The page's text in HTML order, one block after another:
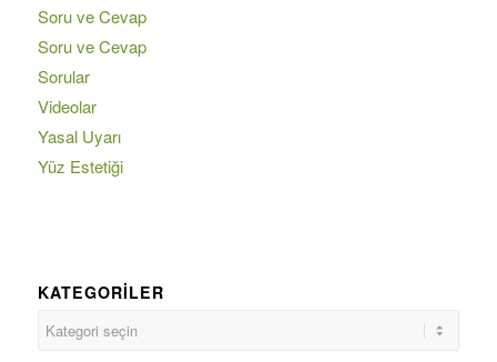
Soru ve Cevap
Soru ve Cevap
Sorular
Videolar
Yasal Uyarı
Yüz Estetiği
KATEGORILER